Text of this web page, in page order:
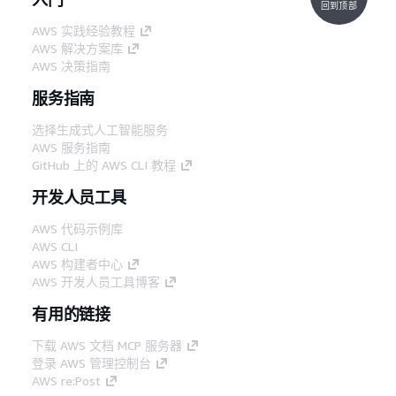
AWS 实践经验教程
AWS 解决方案库
AWS 决策指南
服务指南
选择生成式人工智能服务
AWS 服务指南
GitHub 上的 AWS CLI 教程
开发人员工具
AWS 代码示例库
AWS CLI
AWS 构建者中心
AWS 开发人员工具博客
有用的链接
下载 AWS 文档 MCP 服务器
登录 AWS 管理控制台
AWS re:Post
回到顶部